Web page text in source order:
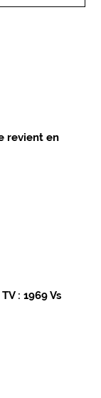
revient en
: 1969 Vs